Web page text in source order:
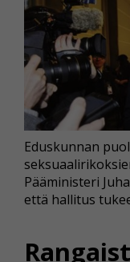
Eduskunnan
Pääministeri
että hallitus